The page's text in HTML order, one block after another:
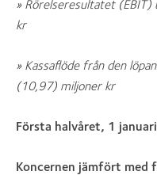
» Rörelseresultatet
kr
» Kassaflöde från den
(10,97) miljoner kr
Första halvåret, 1
Koncernen jämfört med